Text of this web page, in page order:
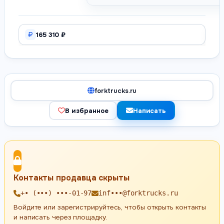
165 310 ₽
forktrucks.ru
В избранное Написать
Контакты продавца скрыты
+• (•••) •••-01-97 inf•••@forktrucks.ru
Войдите или зарегистрируйтесь, чтобы открыть контакты
и написать через площадку.